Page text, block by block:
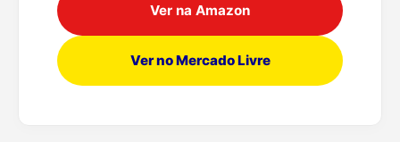
Ver na Amazon
Ver no Mercado Livre